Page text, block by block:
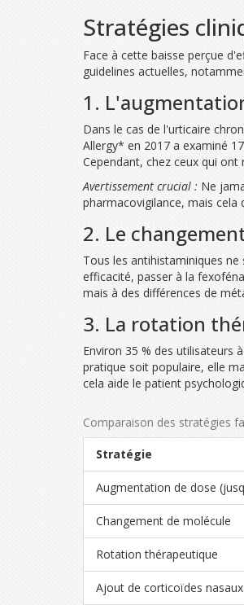
Stratégies
Face à cette baisse perçue
guidelines actuelles,
1.
Dans le cas de l'urticaire
Allergy* en 2017 a examiné
Cependant, chez ceux qui
Avertissement crucial : Ne
pharmacovigilance, mais
2. Le
Tous les antihistaminiques
efficacité, passer à la
mais à des différences de
3. La rotation
Environ 35 % des utilisateurs
pratique soit populaire, elle
cela aide le patient
Comparaison des stratégies
Stratégie
Augmentation de dose
Changement de molécule
Rotation thérapeutique
Ajout de corticoïdes nasaux